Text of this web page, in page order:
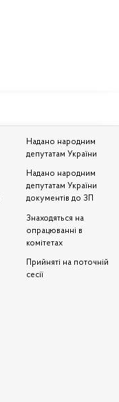
Надано народним
депутатам України
Надано народним
депутатам України
документів до ЗП
Знаходяться на
опрацюванні в
комітетах
Прийняті на поточній
сесії